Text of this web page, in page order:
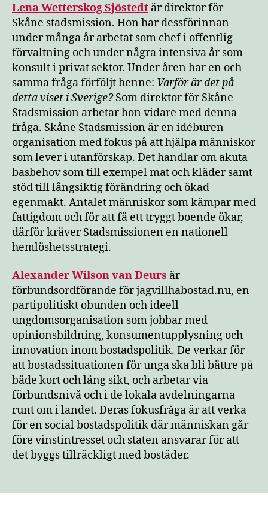
Lena Wetterskog Sjöstedt är direktor för
Skåne stadsmission. Hon har dessförinnan
under många år arbetat som chef i offentlig
förvaltning och under några intensiva år som
konsult i privat sektor. Under åren har en och
samma fråga förföljt henne: Varför är det på
detta viset i Sverige?Som direktor för Skåne
Stadsmission arbetar hon vidare med denna
fråga. Skåne Stadsmission är en idéburen
organisation med fokus på att hjälpa människor
som lever i utanförskap. Det handlar om akuta
basbehov som till exempel mat och kläder samt
stöd till långsiktig förändring och ökad
egenmakt. Antalet människor som kämpar med
fattigdom och för att få ett tryggt boende ökar,
därför kräver Stadsmissionen en nationell
hemlöshetsstrategi.
Alexander Wilson van Deurs är
förbundsordförande för jagvillhabostad.nu, en
partipolitiskt obunden och ideell
ungdomsorganisation som jobbar med
opinionsbildning, konsumentupplysning och
innovation inom bostadspolitik. De verkar för
att bostadssituationen för unga ska bli bättre på
både kort och lång sikt, och arbetar via
förbundsnivå och i de lokala avdelningarna
runt om i landet. Deras fokusfråga är att verka
för en social bostadspolitik där människan går
före vinstintresset och staten ansvarar för att
det byggs tillräckligt med bostäder.